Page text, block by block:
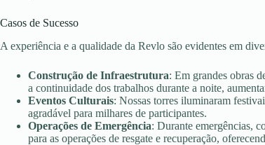
Casos de Sucesso
A experiência e a qualidade da Revlo são evidentes em
Construção de Infraestrutura: Em grandes obras
a continuidade dos trabalhos durante a noite,
Eventos Culturais: Nossas torres iluminaram
agradável para milhares de participantes.
Operações de Emergência: Durante emergências,
para as operações de resgate e recuperação,